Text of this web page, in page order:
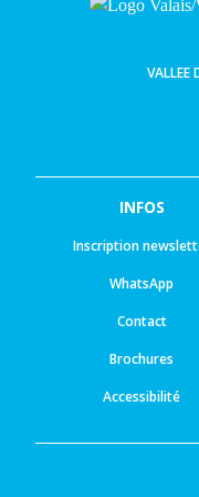
VALLEE
INFOS
Inscription
WhatsApp
Contact
Brochures
Accessibilité